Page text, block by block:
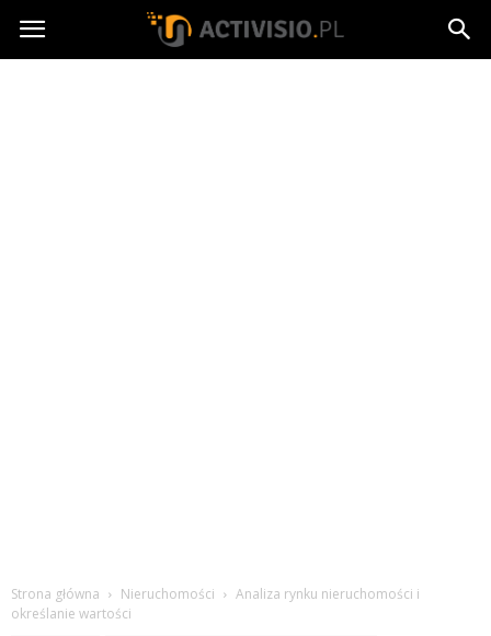
Activisio.pl
Strona główna Nieruchomości
Analiza rynku nieruchomości i
określanie wartości